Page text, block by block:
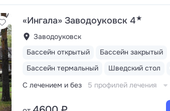
«Ингала» Заводоуковск 4★
Заводоуковск
Бассейн открытый
Бассейн закрытый
Бассейн термальный
Шведский стол
С лечением и без
5 профилей лечения